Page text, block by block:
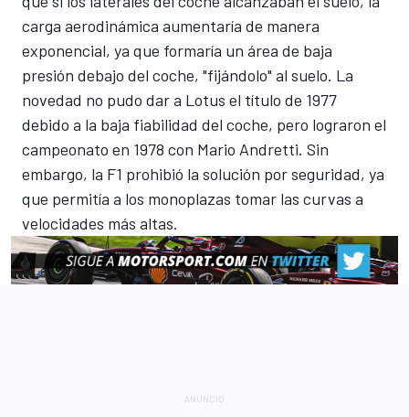
carga aerodinámica aumentaría de manera
exponencial, ya que formaría un área de baja
presión debajo del coche, "fijándolo" al suelo. La
novedad no pudo dar a Lotus el título de 1977
debido a la baja fiabilidad del coche, pero lograron el
campeonato en 1978 con Mario Andretti. Sin
embargo, la F1 prohibió la solución por seguridad, ya
que permitía a los monoplazas tomar las curvas a
velocidades más altas.